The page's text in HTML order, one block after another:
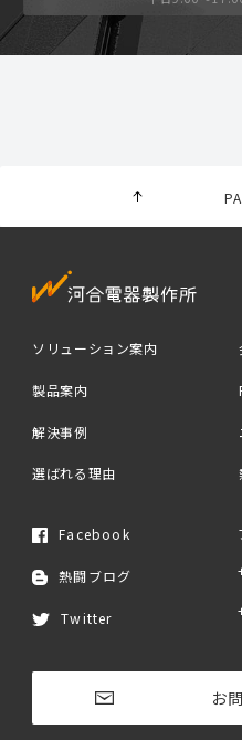
ソリューション案内
製品案内
解決事例
選ばれる理由
Facebook
熱闘ブログ
Twitter
お